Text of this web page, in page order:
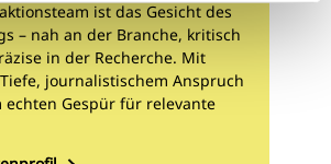
ist das Gesicht des
– nah an der Branche, kritisch
in der Recherche. Mit
journalistischem Anspruch
echten Gespür für relevante